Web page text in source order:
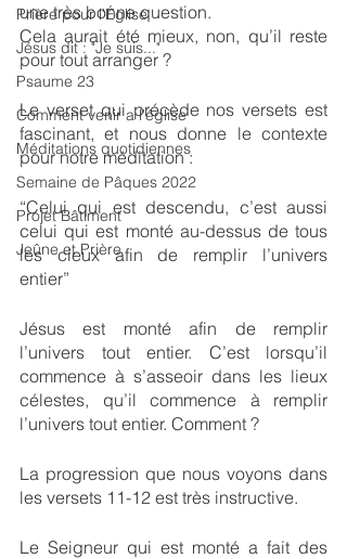
Prière pour l'Église
Jésus dit : "Je suis..."
Psaume 23
Comment venir a l'église
Méditations quotidiennes
Semaine de Pâques 2022
Projet Bâtiment
Jeûne et Prière
une très bonne question.
Cela aurait été mieux, non, qu’il reste
pour tout arranger ?
Le verset qui précède nos versets est
fascinant, et nous donne le contexte
pour notre méditation :
“Celui qui est descendu, c’est aussi
celui qui est monté au-dessus de tous
les cieux afin de remplir l’univers
entier”
Jésus est monté afin de remplir
l’univers tout entier. C’est lorsqu’il
commence à s’asseoir dans les lieux
célestes, qu’il commence à remplir
l’univers tout entier. Comment ?
La progression que nous voyons dans
les versets 11-12 est très instructive.
Le Seigneur qui est monté a fait des